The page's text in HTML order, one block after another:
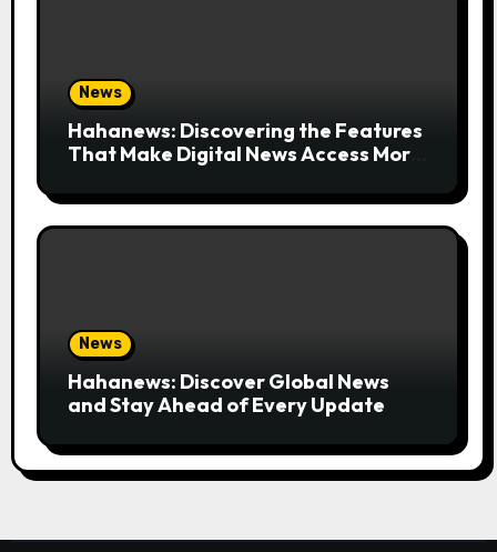
News
Hahanews: Discovering the Features
That Make Digital News Access More
News
Hahanews: Discover Global News
and Stay Ahead of Every Update